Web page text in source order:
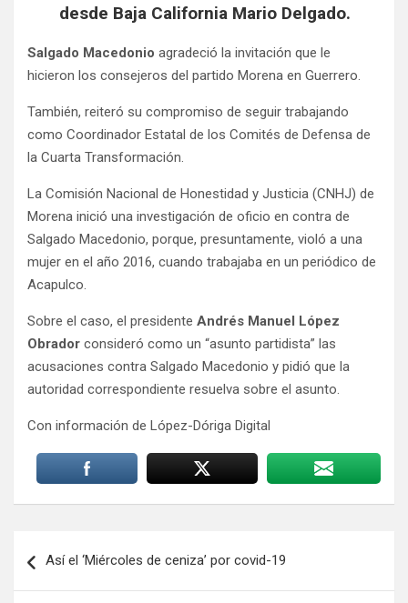
desde Baja California Mario Delgado.
Salgado Macedonio agradeció la invitación que le
hicieron los consejeros del partido Morena en Guerrero.
También, reiteró su compromiso de seguir trabajando
como Coordinador Estatal de los Comités de Defensa de
la Cuarta Transformación.
La Comisión Nacional de Honestidad y Justicia (CNHJ) de
Morena inició una investigación de oficio en contra de
Salgado Macedonio, porque, presuntamente, violó a una
mujer en el año 2016, cuando trabajaba en un periódico de
Acapulco.
Sobre el caso, el presidente Andrés Manuel López
Obrador consideró como un “asunto partidista” las
acusaciones contra Salgado Macedonio y pidió que la
autoridad correspondiente resuelva sobre el asunto.
Con información de López-Dóriga Digital
de
Así el ‘Miércoles de ceniza’ por covid-19